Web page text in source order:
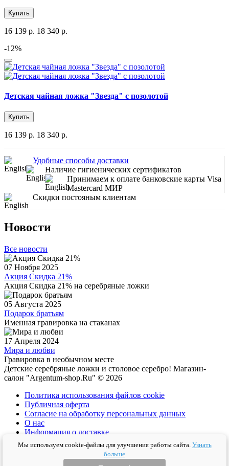
Купить
16 139 р. 18 340 р.
-12%
Детская чайная ложка "Звезда" с позолотой
Купить
16 139 р. 18 340 р.
Удобные способы доставки
Наличие гигиенических сертификатов
Принимаем к оплате банковские карты Visa
Mastercard МИР
Скидки постояным клиентам
Новости
Все новости
07 Ноября 2025
Акция Скидка 21%
Акция Скидка 21% на серебряные ложки
05 Августа 2025
Подарок братьям
Именная гравировка на стаканах
17 Апреля 2024
Мира и любви
Гравировка в необычном месте
Детские серебряные ложки и столовое серебро! Магазин-
салон "Argentum-shop.Ru" © 2026
Политика использования файлов cookie
Публичная оферта
Согласие на обработку персональных данных
О нас
Информация о доставке
Политика конфиденциальности
Условия соглашения
Мы используем cookie-файлы для улучшения работы сайта. Узнать
больше